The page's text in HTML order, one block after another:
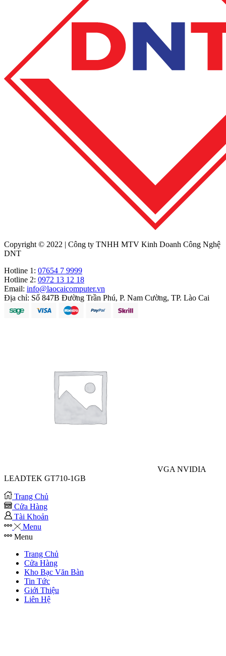
Copyright © 2022 | Công ty TNHH MTV Kinh Doanh Công Nghệ
DNT
Hotline 1: 07654 7 9999
Hotline 2: 0972 13 12 18
Email: info@laocaicomputer.vn
Địa chỉ: Số 847B Đường Trần Phú, P. Nam Cường, TP. Lào Cai
VGA NVIDIA
LEADTEK GT710-1GB
Trang Chủ
Cửa Hàng
Tài Khoản
Menu
Menu
Trang Chủ
Cửa Hàng
Kho Bạc Văn Bàn
Tin Tức
Giới Thiệu
Liên Hệ